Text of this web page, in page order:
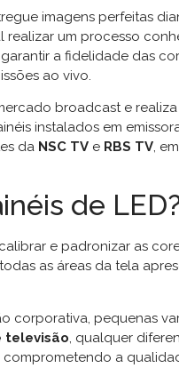
imagens perfeitas
realizar um processo
a fidelidade das
ao vivo.
broadcast e realiza
instalados em
da NSC TV e RBS TV,
de
e padronizar as
as áreas da tela
corporativa, pequenas
televisão, qualquer
comprometendo a